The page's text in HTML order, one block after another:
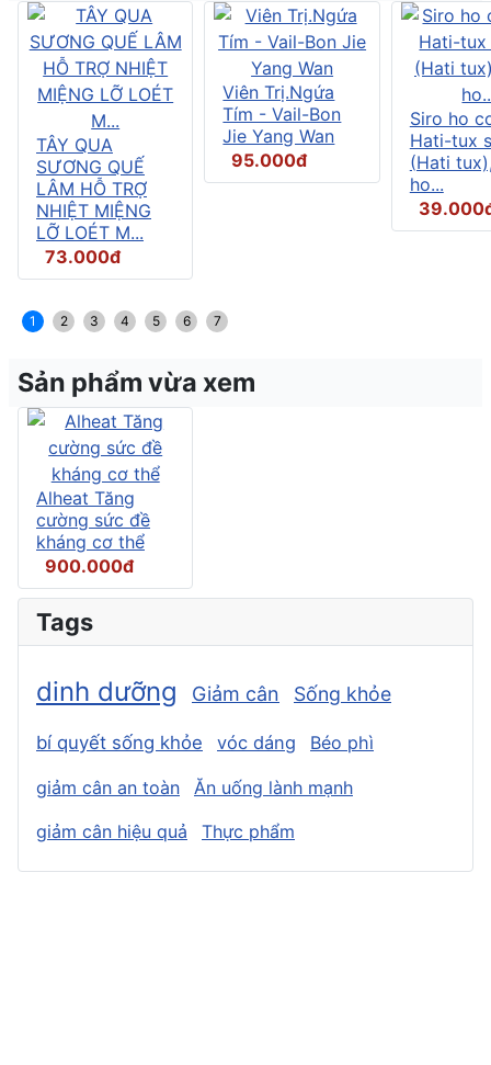
TÂY QUA
SƯƠNG QUẾ
LÂM HỖ TRỢ
NHIỆT MIỆNG
LỠ LOÉT M...
73.000đ
Viên Trị.Ngứa
Tím - Vail-Bon
Jie Yang Wan
95.000đ
Siro ho
Hati-tux
(Hati
ho...
1 2 3 4 5 6 7
Sản phẩm vừa xem
Alheat Tăng
cường sức đề
kháng cơ thể
900.000đ
Tags
dinh dưỡng Giảm cân Sống khỏe
bí quyết sống khỏe vóc dáng Béo phì
giảm cân an toàn
Ăn uống lành mạnh
giảm cân hiệu quả
Thực phẩm